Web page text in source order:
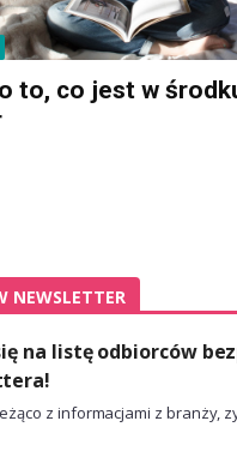
to, co jest w
NEWSLETTER
na listę odbiorców
z informacjami z branży,